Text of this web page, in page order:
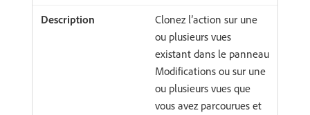
Clonez l’action sur une
ou plusieurs vues
existant dans le panneau
Modifications ou sur une
ou plusieurs vues que
vous avez parcourues et